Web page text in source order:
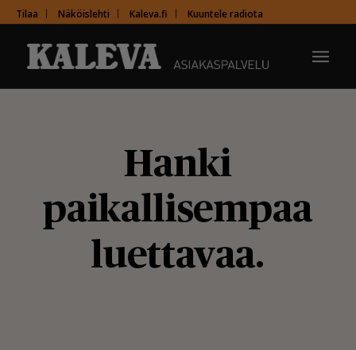
Tilaa Näköislehti Kaleva.fi Kuuntele radiota